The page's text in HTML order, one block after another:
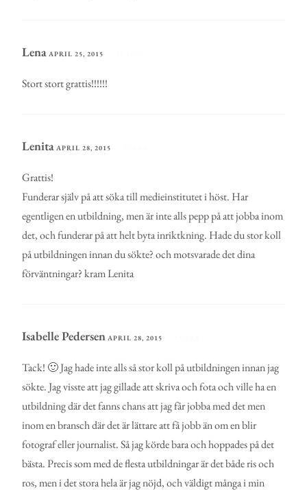
Lena APRIL 25, 2015
Stort stort grattis!!!!!!
Lenita APRIL 28, 2015
Grattis!
Funderar själv på att söka till medieinstitutet i höst. Har
egentligen en utbildning, men är inte alls pepp på att jobba inom
det, och funderar på att helt byta inriktkning. Hade du stor koll
på utbildningen innan du sökte? och motsvarade det dina
förväntningar? kram Lenita
Isabelle Pedersen APRIL 28, 2015
Tack! 🙂 Jag hade inte alls så stor koll på utbildningen innan jag
sökte. Jag visste att jag gillade att skriva och fota och ville ha en
utbildning där det fanns chans att jag får jobba med det men
inom en bransch där det är lättare att få jobb än om en blir
fotograf eller journalist. Så jag körde bara och hoppades på det
bästa. Precis som med de flesta utbildningar är det både ris och
ros, men i det stora hela är jag nöjd, och väldigt många i min